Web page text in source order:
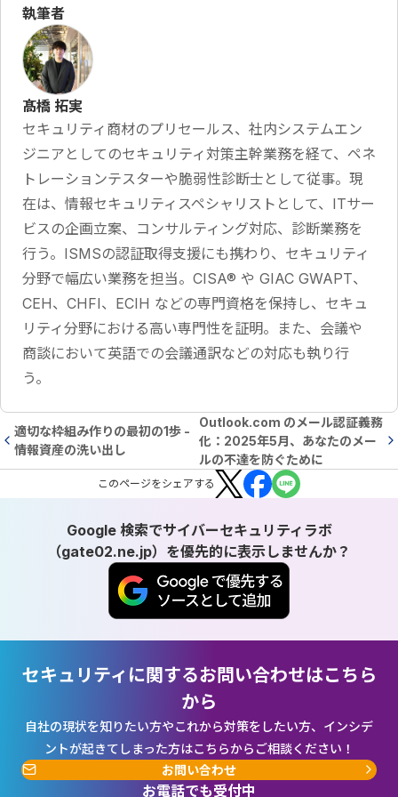
執筆者
髙橋 拓実
セキュリティ商材のプリセールス、社内システムエン
ジニアとしてのセキュリティ対策主幹業務を経て、ペネ
トレーションテスターや脆弱性診断士として従事。現
在は、情報セキュリティスペシャリストとして、ITサー
ビスの企画立案、コンサルティング対応、診断業務を
行う。ISMSの認証取得支援にも携わり、セキュリティ
分野で幅広い業務を担当。CISA® や GIAC GWAPT、
CEH、CHFI、ECIH などの専門資格を保持し、セキュ
リティ分野における高い専門性を証明。また、会議や
商談において英語での会議通訳などの対応も執り行
う。
適切な枠組み作りの最初の1歩 -
情報資産の洗い出し
Outlook.com のメール認証義務
化：2025年5月、あなたのメー
ルの不達を防ぐために
このページをシェアする
Google 検索でサイバーセキュリティラボ
（gate02.ne.jp）を優先的に表示しませんか？
セキュリティに関するお問い合わせはこちら
から
自社の現状を知りたい方やこれから対策をしたい方、インシデ
ントが起きてしまった方はこちらからご相談ください！
お問い合わせ
お電話でも受付中